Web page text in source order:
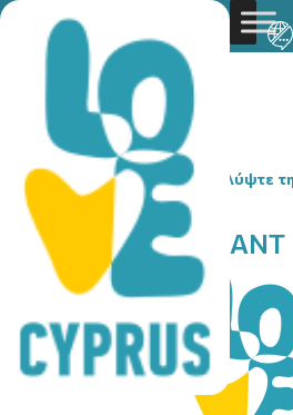
You are here:Home» Ανακαλύψτε
» DYLANS RESTAURANT
DYLANS RESTAURANT